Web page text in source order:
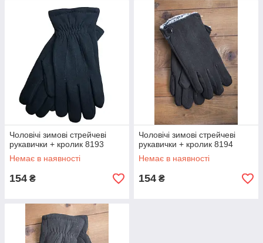
Чоловічі зимові стрейчеві
рукавички + кролик 8193
Немає в наявності
154 ₴
Чоловічі зимові стрейчеві
рукавички + кролик 8194
Немає в наявності
154 ₴